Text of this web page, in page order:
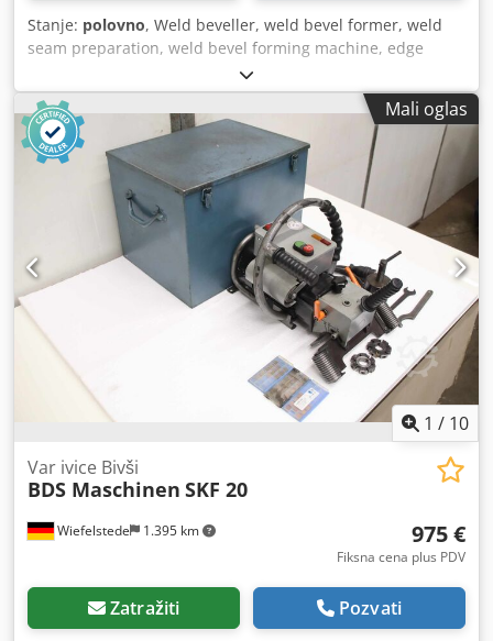
Stanje: polovno, Weld beveller, weld bevel former, weld
seam preparation, weld bevel forming machine, edge
milling machine, edge milling machine, mobile milling
machine -sa: železničkim sistemom -12x dužina šina: 1210
mm -Dužina kosine: max. 30 mm -max debljina materijala:
40 mm -sa: elektronski feed uređaj elektronski podesiv -
Okvir dimenzija: 1170/780/H510 mm Dsdpfxjd Izt Rj Ap
Hekr -Težina: 320 kg
Mali oglas
1 / 10
Wiefelstede 1.395 km
Var ivice Bivši
BDS Maschinen SKF 20
975 €
Fiksna cena plus PDV
Zatražiti Pozvati